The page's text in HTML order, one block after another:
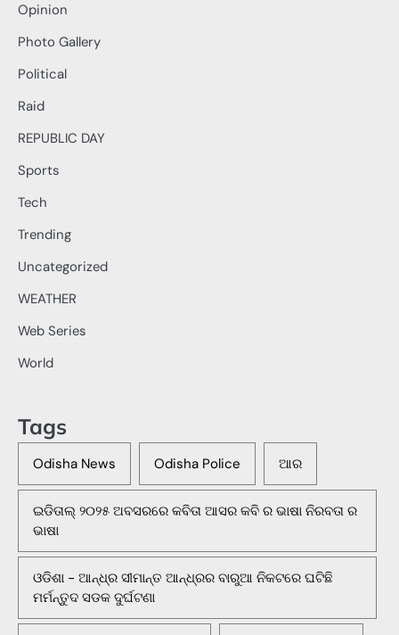
Opinion
Photo Gallery
Political
Raid
REPUBLIC DAY
Sports
Tech
Trending
Uncategorized
WEATHER
Web Series
World
Tags
Odisha News Odisha Police ଆର
ଇଡିତାଲ୍ ୨୦୨୫ ଅବସରରେ କବିତା ଆସର କବି ର ଭାଷା ନିରବତା ର
ଭାଷା
ଓଡିଶା - ଆନ୍ଧ୍ର ସୀମାନ୍ତ ଆନ୍ଧ୍ରର ବାରୁଆ ନିକଟରେ ଘଟିଛି
ମର୍ମନ୍ତୁଦ ସଡକ ଦୁର୍ଘଟଣା